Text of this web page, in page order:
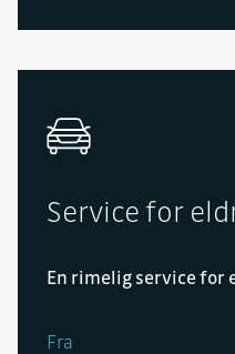
Service for
En rimelig service for
Fra